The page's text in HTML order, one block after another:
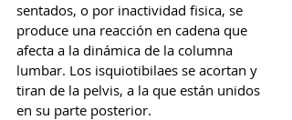
sentados, o por inactividad fisica, se
produce una reacción en cadena que
afecta a la dinámica de la columna
lumbar. Los isquiotibilaes se acortan y
tiran de la pelvis, a la que están unidos
en su parte posterior.